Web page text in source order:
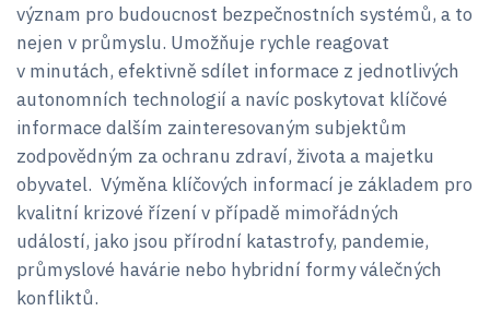
význam pro budoucnost bezpečnostních systémů, a to
nejen v průmyslu. Umožňuje rychle reagovat
v minutách, efektivně sdílet informace z jednotlivých
autonomních technologií a navíc poskytovat klíčové
informace dalším zainteresovaným subjektům
zodpovědným za ochranu zdraví, života a majetku
obyvatel. Výměna klíčových informací je základem pro
kvalitní krizové řízení v případě mimořádných
událostí, jako jsou přírodní katastrofy, pandemie,
průmyslové havárie nebo hybridní formy válečných
konfliktů.